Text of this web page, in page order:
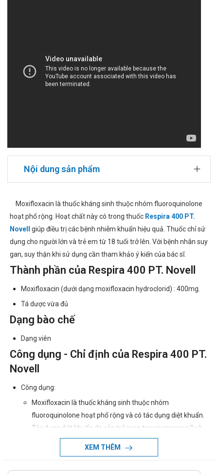
Nội dung sản phẩm
Moxifloxacin là thuốc kháng sinh thuộc nhóm fluoroquinolone
hoạt phổ rộng. Hoạt chất này có trong thuốc Respira 400 PT.
Novell
giúp điều trị các bệnh nhiễm khuẩn hiệu quả. Thuốc chỉ sử
dụng cho người lớn và trẻ em từ 18 tuổi trở lên. Với bệnh nhân suy
gan, suy thận khi sử dụng cần tham khảo ý kiến của bác sĩ.
Thành phần của Respira 400 PT. Novell
Moxifloxacin (dưới dạng moxifloxacin hydroclorid) : 400mg.
Tá dược vừa đủ
Dạng bào chế
Dạng viên
Công dụng - Chỉ định của Respira 400 PT.
Novell
Công dụng:
Moxifloxacin là thuốc kháng sinh thuộc nhóm
fluoroquinolone hoạt phổ rộng và có tác dụng diệt khuẩn.
Tác dụng diệt khuẩn do cản trở men topoisomerase II và
IV. Topoisomerase là những men chủ yếu kiểm soát về
định khu (topology) của DNA và giúp sự tái tạo, sửa chữa
XEM THÊM